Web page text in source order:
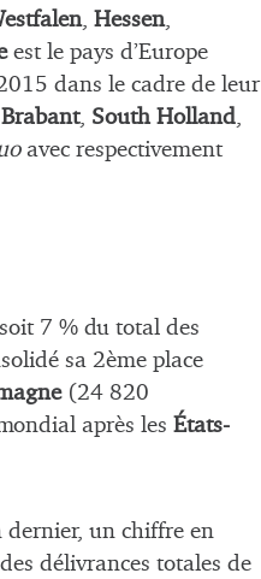
, Hessen,
est le pays d’Europe
dans le cadre de leur
, South Holland,
avec respectivement
7 % du total des
sa 2ème place
(24 820
après les États-
dernier, un chiffre en
délivrances totales de